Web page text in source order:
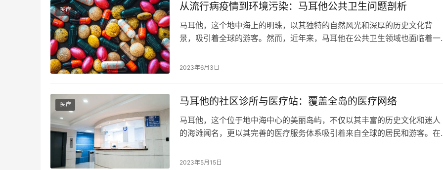
医疗 从流行病疫情到环境污染：马耳他公共卫生问题剖析
马耳他，这个地中海上的明珠，以其独特的自然风光和深厚的历史文化背
景，吸引着全球的游客。然而，近年来，马耳他在公共卫生领域也面临着一
讨，并介绍政府的应对策略。 首先，面临的最直接的公共卫生问题是疫情防
2023年6月3日
医疗 马耳他的社区诊所与医疗站：覆盖全岛的医疗网络
马耳他，这个位于地中海中心的美丽岛屿，不仅以其丰富的历史文化和迷人
的海滩闻名，更以其完善的医疗服务体系吸引着来自全球的居民和游客。在
和戈佐岛的各个角落，守护着居民和游客的健康。 马耳他的社区诊所和医疗
2023年5月15日